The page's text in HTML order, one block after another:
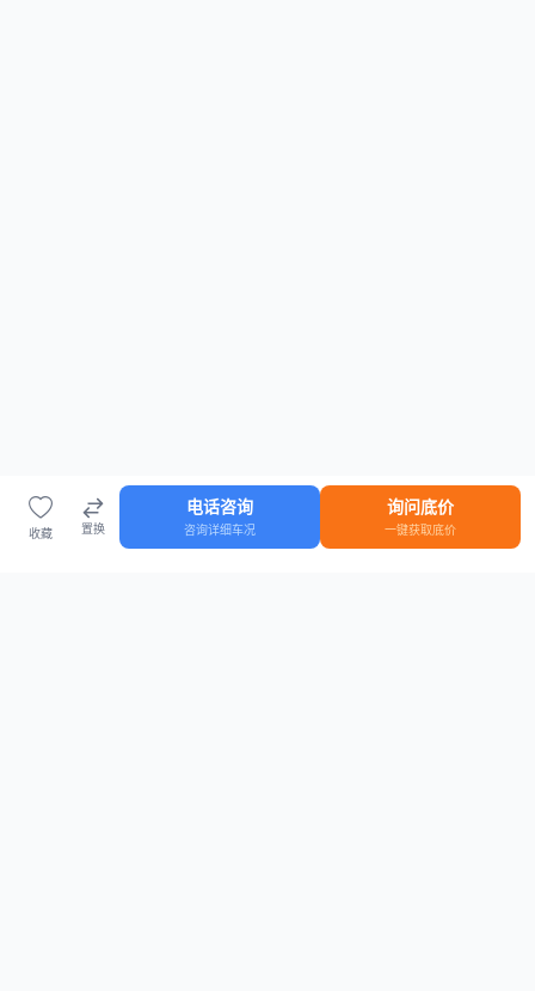
收藏 置换
电话咨询
咨询详细车况
询问底价
一键获取底价
车源 知识 登录